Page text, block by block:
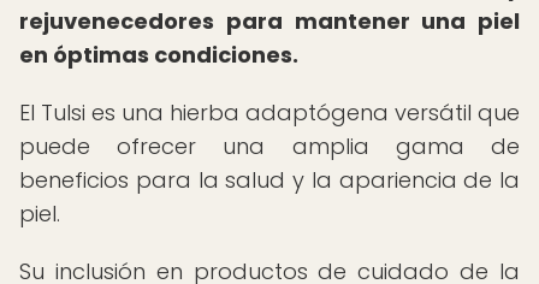
rejuvenecedores para mantener una piel
en óptimas condiciones.
El Tulsi es una hierba adaptógena versátil que
puede ofrecer una amplia gama de
beneficios para la salud y la apariencia de la
piel.
Su inclusión en productos de cuidado de la